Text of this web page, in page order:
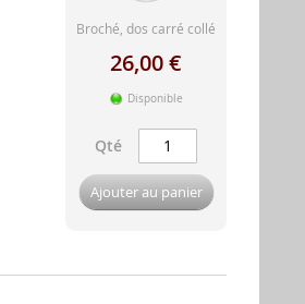
Broché, dos carré collé
26,00 €
Disponible
Qté
Ajouter au panier